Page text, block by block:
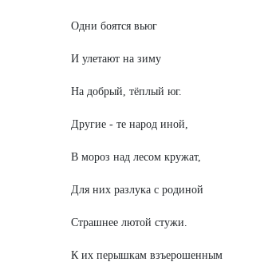
Одни боятся вьюг
И улетают на зиму
На добрый, тёплый юг.
Другие - те народ иной,
В мороз над лесом кружат,
Для них разлука с родиной
Страшнее лютой стужи.
К их перышкам взъерошенным